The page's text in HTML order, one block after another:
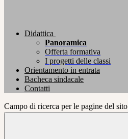
Didattica
Panoramica
Offerta formativa
I progetti delle classi
Orientamento in entrata
Bacheca sindacale
Contatti
Campo di ricerca per le pagine del sito